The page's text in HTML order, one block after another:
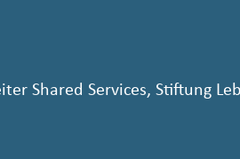
Shared Services, Stiftung